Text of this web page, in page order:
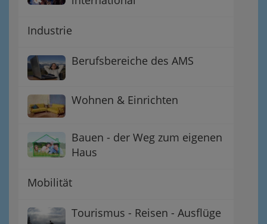
Industrie
Berufsbereiche des AMS
Wohnen & Einrichten
Bauen - der Weg zum eigenen
Haus
Mobilität
Tourismus - Reisen - Ausflüge